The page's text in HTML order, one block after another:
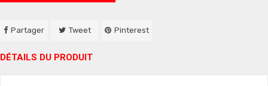
Partager Tweet Pinterest
DÉTAILS DU PRODUIT